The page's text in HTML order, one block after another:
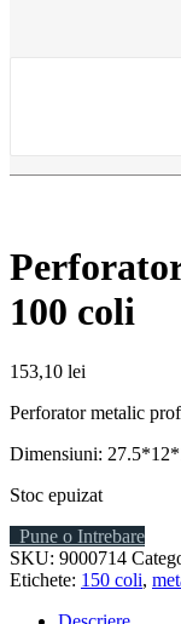
100 coli
153,10 lei
Perforator metalic
Dimensiuni:
Stoc epuizat
Pune o Intrebare
SKU: 9000714
Etichete: 150 coli,